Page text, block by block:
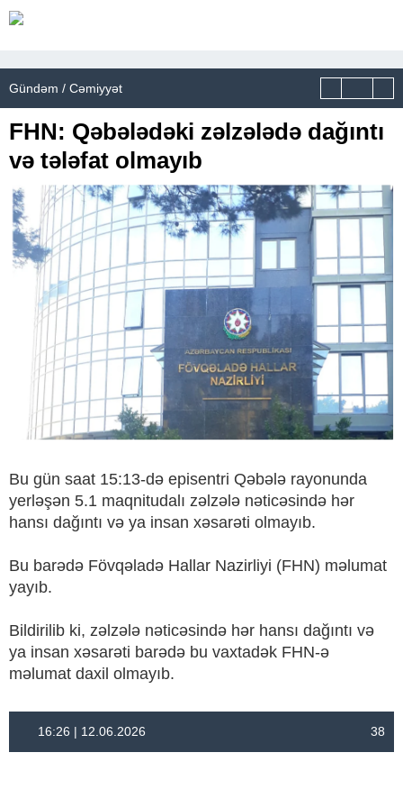
Gündəm / Cəmiyyət
FHN: Qəbələdəki zəlzələdə dağıntı
və tələfat olmayıb
Bu gün saat 15:13-də episentri Qəbələ rayonunda
yerləşən 5.1 maqnitudalı zəlzələ nəticəsində hər
hansı dağıntı və ya insan xəsarəti olmayıb.
Bu barədə Fövqəladə Hallar Nazirliyi (FHN) məlumat
yayıb.
Bildirilib ki, zəlzələ nəticəsində hər hansı dağıntı və
ya insan xəsarəti barədə bu vaxtadək FHN-ə
məlumat daxil olmayıb.
16:26 | 12.06.2026 38